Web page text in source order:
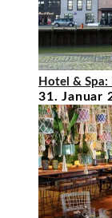
Hotel & Spa:
31. Januar